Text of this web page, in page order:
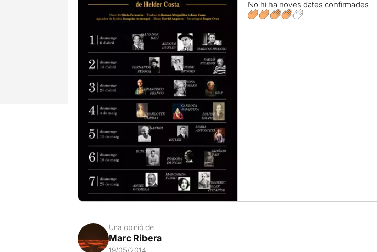
No hi ha noves dates confirmades
Una opinió de
Marc Ribera